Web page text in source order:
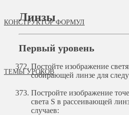
КОНСТРУКТОР ФОРМУЛ
ТЕМЫ УРОКОВ
Линзы
Первый уровень
Постойте изображение
собирающей линзе для
Постройте изображение
света S в рассеивающей
случаев: